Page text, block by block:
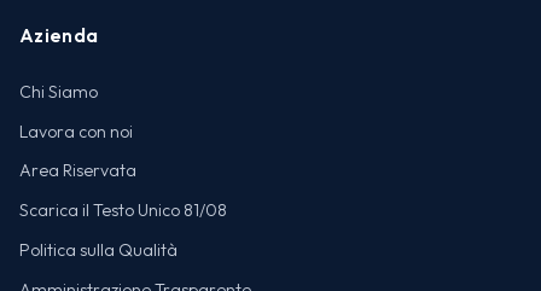
Azienda
Chi Siamo
Lavora con noi
Area Riservata
Scarica il Testo Unico 81/08
Politica sulla Qualità